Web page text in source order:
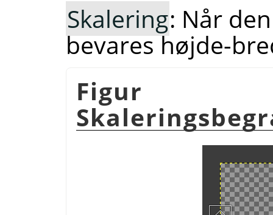
Skalering: Når
bevares højde-
Figur